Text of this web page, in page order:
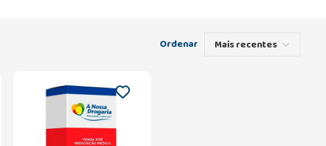
Mais recentes